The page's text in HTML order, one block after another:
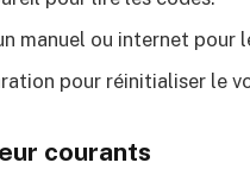
manuel ou internet pour
pour réinitialiser le
courants